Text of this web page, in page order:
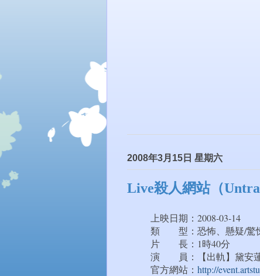
2008年3月15日 星期六
Live殺人網站（
上映日期：2008-03-
類 型：恐怖、懸疑/驚
片 長：1時40分
演 員：【出軌】黛安蓮
官方網站： http://